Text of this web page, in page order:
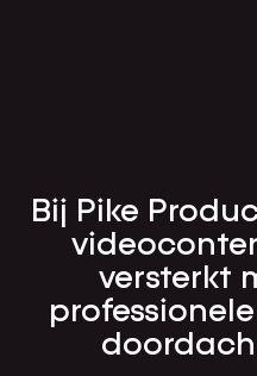
Bij Pike
versterkt